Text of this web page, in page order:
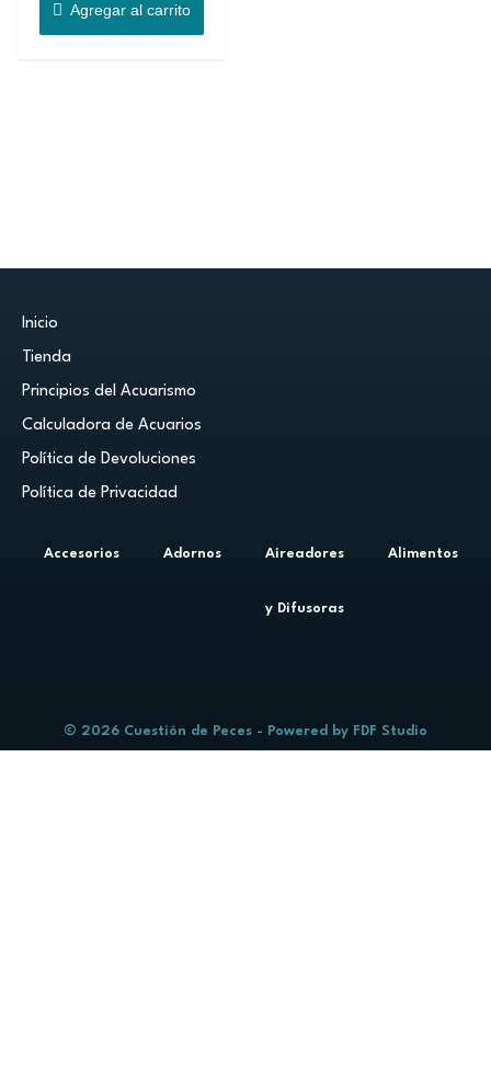
Agregar al carrito
Inicio
Tienda
Principios del Acuarismo
Calculadora de Acuarios
Política de Devoluciones
Política de Privacidad
Accesorios Adornos Aireadores
y Difusoras
Alimentos
© 2026 Cuestión de Peces - Powered by FDF Studio